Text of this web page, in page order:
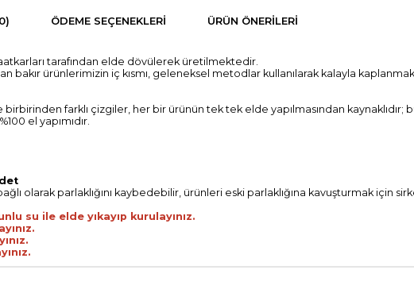
ÖDEME SEÇENEKLERI ÜRÜN ÖNERILERI
tarafından elde dövülerek üretilmektedir.
bakır ürünlerimizin iç kısmı, geleneksel metodlar kullanılarak kalayla
farklı çizgiler, her bir ürünün tek tek elde yapılmasından
el yapımıdır.
olarak parlaklığını kaybedebilir, ürünleri eski parlaklığına kavuşturmak
su ile elde yıkayıp kurulayınız.